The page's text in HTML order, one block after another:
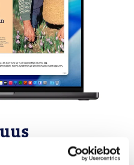
12,99 euroa kuukaudessa